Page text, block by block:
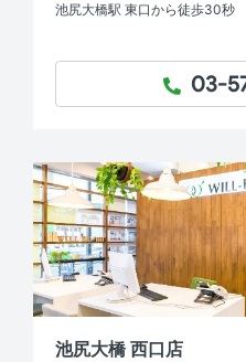
池尻大橋駅 東口から徒歩30秒
TEL：
03-
池尻大橋 西口店